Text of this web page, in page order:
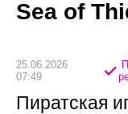
Sea of
25.06.2026
07:49
Пиратская